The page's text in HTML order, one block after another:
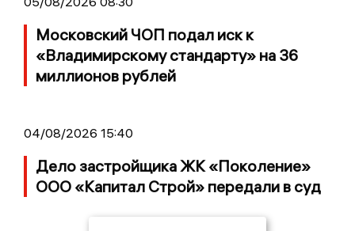
Московский ЧОП подал иск к
«Владимирскому стандарту» на 36
миллионов рублей
04/08/2026 15:40
Дело застройщика ЖК «Поколение»
ООО «Капитал Строй» передали в суд